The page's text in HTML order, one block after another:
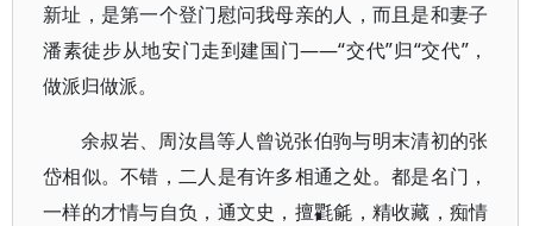
新址，是第一个登门慰问我母亲的人，而且是和妻子
潘素徒步从地安门走到建国门——“交代”归“交代”，
做派归做派。
余叔岩、周汝昌等人曾说张伯驹与明末清初的张
岱相似。不错，二人是有许多相通之处。都是名门，
一样的才情与自负，通文史，擅氍毹，精收藏，痴情